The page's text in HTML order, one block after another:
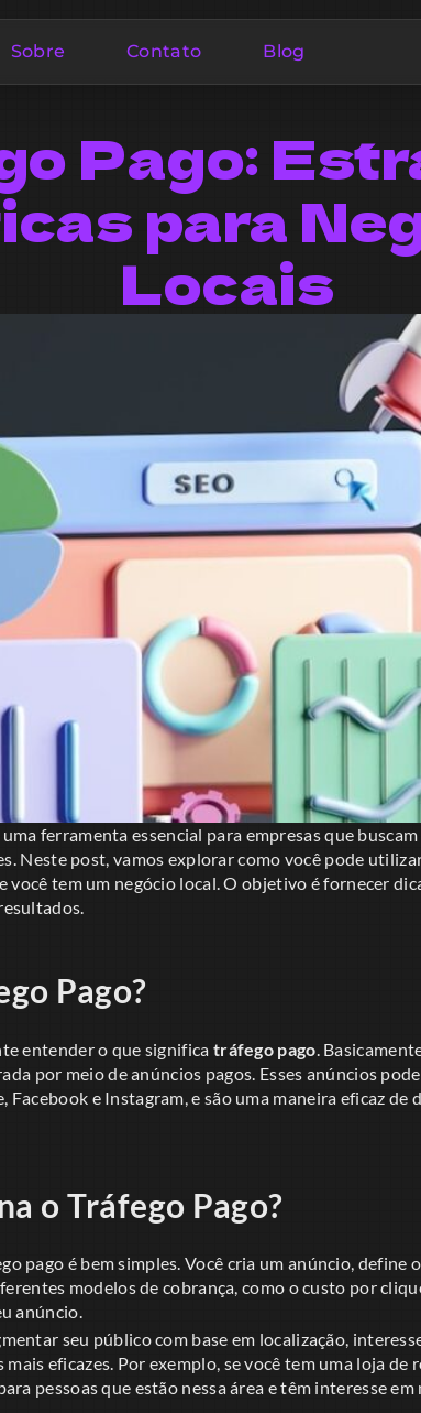
Sobre Contato Blog
Pago:
para
Locais
ferramenta essencial para empresas que
Neste post, vamos explorar como você pode
você tem um negócio local. O objetivo é fornecer
Pago?
entender o que significa tráfego pago .
por meio de anúncios pagos. Esses anúncios
Facebook e Instagram, e são uma maneira eficaz
o Tráfego Pago?
pago é bem simples. Você cria um anúncio, define
modelos de cobrança, como o custo por
anúncio.
seu público com base em localização,
eficazes. Por exemplo, se você tem uma loja de
pessoas que estão nessa área e têm interesse em